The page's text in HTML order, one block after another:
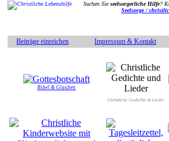
Suchen Sieseelsorgerliche Hilfe?
Seelsorge /
Beiträge einreichen Impressum & Kontakt
Bibel & Glauben
Christliche Gedichte & Lieder